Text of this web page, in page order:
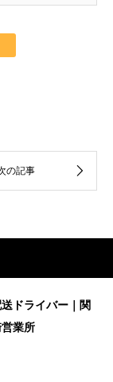
ドライバー｜関
業所